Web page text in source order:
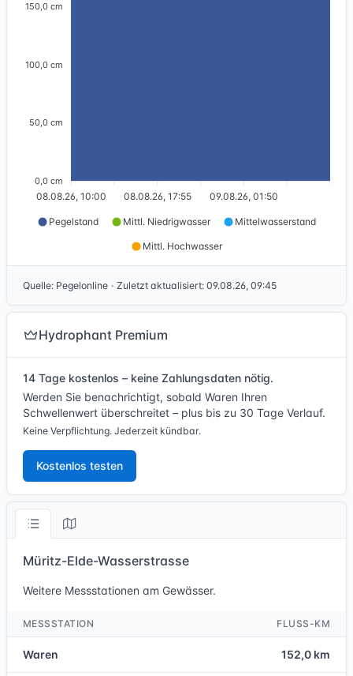
150,0 cm
100,0 cm
50,0 cm
0,0 cm
08.08.26, 10:00 08.08.26, 17:55 09.08.26, 01:50
Pegelstand Mittl. Niedrigwasser Mittelwasserstand
Mittl. Hochwasser
Quelle: Pegelonline · Zuletzt aktualisiert: 09.08.26, 09:45
Hydrophant Premium
14 Tage kostenlos – keine Zahlungsdaten nötig.
Werden Sie benachrichtigt, sobald Waren Ihren
Schwellenwert überschreitet – plus bis zu 30 Tage Verlauf.
Keine Verpflichtung. Jederzeit kündbar.
Kostenlos testen
Müritz-Elde-Wasserstrasse
Weitere Messstationen am Gewässer.
MESSSTATION FLUSS-KM
Waren 152,0 km